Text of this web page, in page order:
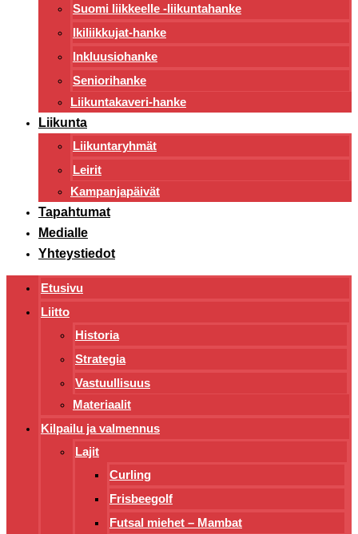
Suomi liikkeelle -liikuntahanke
Ikiliikkujat-hanke
Inkluusiohanke
Seniorihanke
Liikuntakaveri-hanke
Liikunta
Liikuntaryhmät
Leirit
Kampanjapäivät
Tapahtumat
Medialle
Yhteystiedot
Etusivu
Liitto
Historia
Strategia
Vastuullisuus
Materiaalit
Kilpailu ja valmennus
Lajit
Curling
Frisbeegolf
Futsal miehet – Mambat